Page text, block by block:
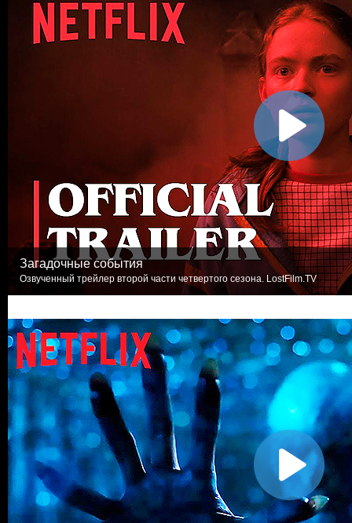
Загадочные события
Озвученный трейлер второй части четвертого сезона. LostFilm.TV